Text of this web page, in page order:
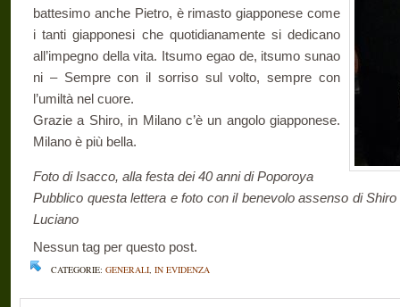
battesimo anche Pietro, è rimasto giapponese come
i tanti giapponesi che quotidianamente si dedicano
all’impegno della vita. Itsumo egao de, itsumo sunao
ni – Sempre con il sorriso sul volto, sempre con
l’umiltà nel cuore.
Grazie a Shiro, in Milano c’è un angolo giapponese.
Milano è più bella.
Foto di Isacco, alla festa dei 40 anni di Poporoya
Pubblico questa lettera e foto con il benevolo assenso di
Luciano
Nessun tag per questo post.
CATEGORIE: GENERALI, IN EVIDENZA